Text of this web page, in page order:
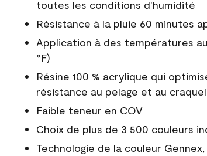
toutes les conditions d'humidité
Résistance à la pluie 60 minutes
Application à des températures
°F)
Résine 100 % acrylique qui
résistance au pelage et au
Faible teneur en COV
Choix de plus de 3 500 couleurs
Technologie de la couleur